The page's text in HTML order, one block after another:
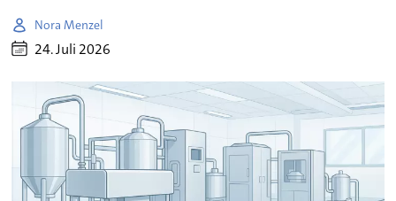
Nora Menzel
24. Juli 2026